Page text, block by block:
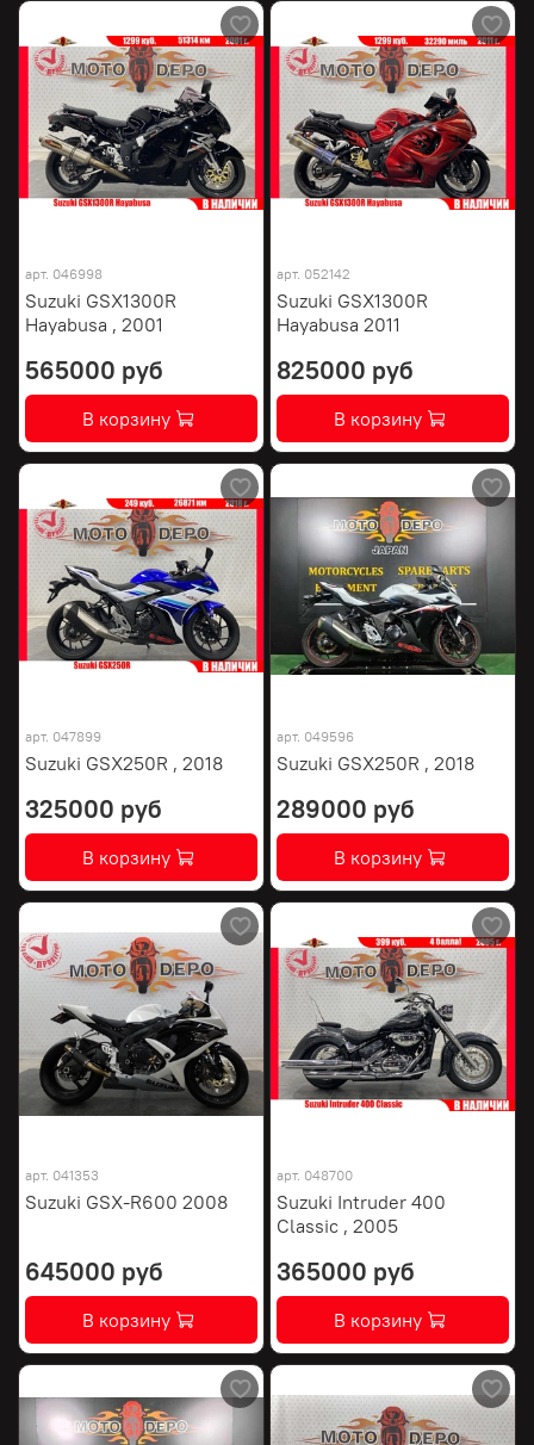
арт. 046998
Suzuki GSX1300R
Hayabusa , 2001
565000 руб
В корзину
арт. 052142
Suzuki GSX1300R
Hayabusa 2011
825000 руб
В корзину
арт. 047899
Suzuki GSX250R , 2018
325000 руб
В корзину
арт. 049596
Suzuki GSX250R , 2018
289000 руб
В корзину
арт. 041353
Suzuki GSX-R600 2008
645000 руб
В корзину
арт. 048700
Suzuki Intruder 400
Classic , 2005
365000 руб
В корзину